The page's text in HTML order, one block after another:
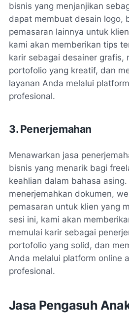
bisnis yang menjanjikan
dapat membuat desain logo,
pemasaran lainnya untuk
kami akan memberikan tips
karir sebagai desainer grafis,
portofolio yang kreatif, dan
layanan Anda melalui
profesional.
3. Penerjemahan
Menawarkan jasa
bisnis yang menarik bagi
keahlian dalam bahasa
menerjemahkan dokumen,
pemasaran untuk klien yang
sesi ini, kami akan
memulai karir sebagai
portofolio yang solid, dan
Anda melalui platform online
profesional.
Jasa Pengasuh